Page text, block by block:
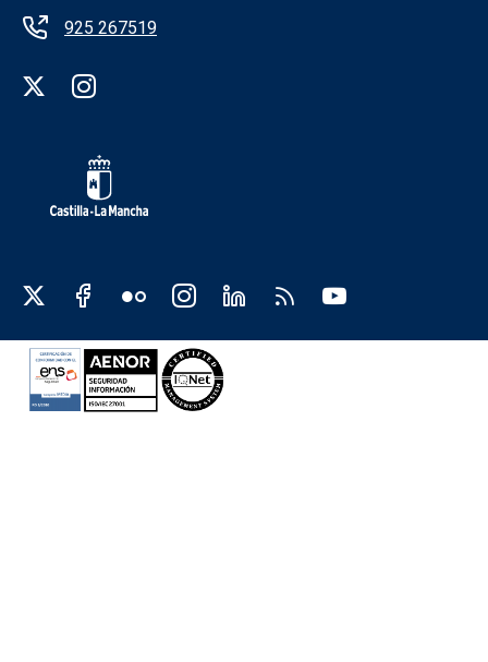
925 267519
Redes sociales institución
Redes sociales JCCM